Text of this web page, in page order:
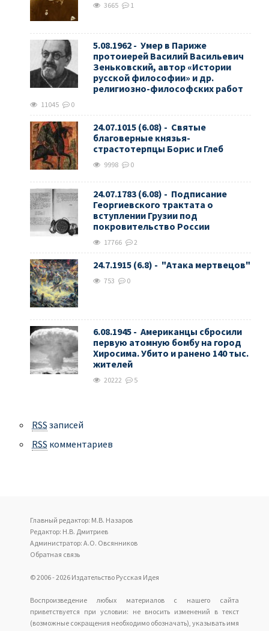
3665 1
5.08.1962 - Умер в Париже
протоиерей Василий Васильевич
Зеньковский, автор «Истории
русской философии» и др.
религиозно-философских работ
11045 0
24.07.1015 (6.08) - Святые
благоверные князья-
страстотерпцы Борис и Глеб
9998 0
24.07.1783 (6.08) - Подписание
Георгиевского трактата о
вступлении Грузии под
покровительство России
17766 2
24.7.1915 (6.8) - "Атака мертвецов"
753 0
6.08.1945 - Американцы сбросили
первую атомную бомбу на город
Хиросима. Убито и ранено 140 тыс.
жителей
20222 5
RSS записей
RSS комментариев
Главный редактор: М.В. Назаров
Редактор: Н.В. Дмитриев
Администратор: А.О. Овсянников
Обратная связь
© 2006 - 2026 Издательство Русская Идея
Воспроизведение любых материалов с нашего сайта
приветствуется при условии: не вносить изменений в текст
(возможные сокращения необходимо обозначать), указывать имя